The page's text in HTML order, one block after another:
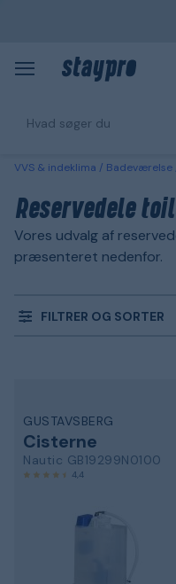
VVS & indeklima Badeværelse
Reservedele
Vores udvalg af
præsenteret nedenfor.
FILTRER OG SORTER
GUSTAVSBERG
Cisterne
Nautic GB19299N0100
4,4